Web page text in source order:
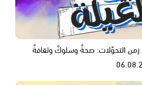
زمن التحوّلات: صحةٌ وسلوكٌ وثقافةٌ